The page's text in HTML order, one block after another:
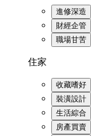
進修深造
財經企管
職場甘苦
住家
收藏嗜好
裝潢設計
生活綜合
房產買賣